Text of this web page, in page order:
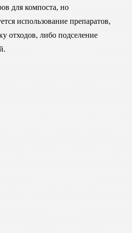
для компоста, но
использование препаратов,
отходов, либо подселение